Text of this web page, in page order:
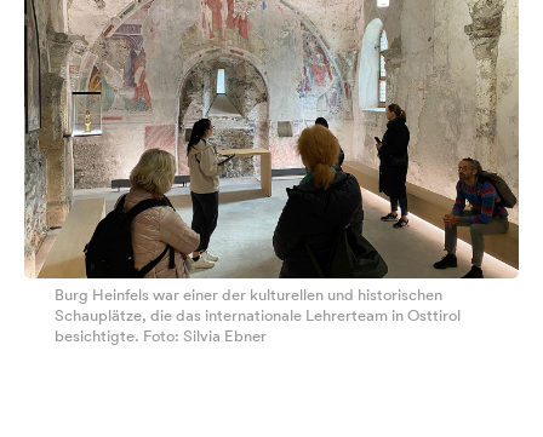
Burg Heinfels war einer der kulturellen und historischen
Schauplätze, die das internationale Lehrerteam in Osttirol
besichtigte. Foto: Silvia Ebner